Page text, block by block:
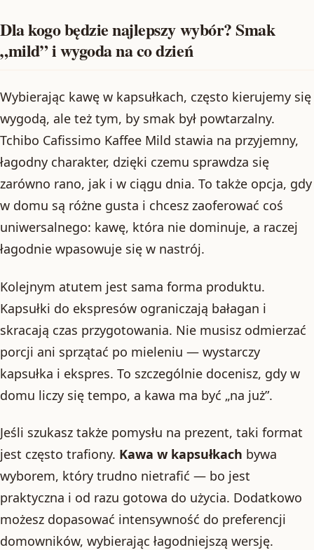
Dla kogo będzie najlepszy wybór? Smak
„mild” i wygoda na co dzień
Wybierając kawę w kapsułkach, często kierujemy się
wygodą, ale też tym, by smak był powtarzalny.
Tchibo Cafissimo Kaffee Mild stawia na przyjemny,
łagodny charakter, dzięki czemu sprawdza się
zarówno rano, jak i w ciągu dnia. To także opcja, gdy
w domu są różne gusta i chcesz zaoferować coś
uniwersalnego: kawę, która nie dominuje, a raczej
łagodnie wpasowuje się w nastrój.
Kolejnym atutem jest sama forma produktu.
Kapsułki do ekspresów ograniczają bałagan i
skracają czas przygotowania. Nie musisz odmierzać
porcji ani sprzątać po mieleniu — wystarczy
kapsułka i ekspres. To szczególnie docenisz, gdy w
domu liczy się tempo, a kawa ma być „na już”.
Jeśli szukasz także pomysłu na prezent, taki format
jest często trafiony. Kawa w kapsułkach bywa
wyborem, który trudno nietrafić — bo jest
praktyczna i od razu gotowa do użycia. Dodatkowo
możesz dopasować intensywność do preferencji
domowników, wybierając łagodniejszą wersję.